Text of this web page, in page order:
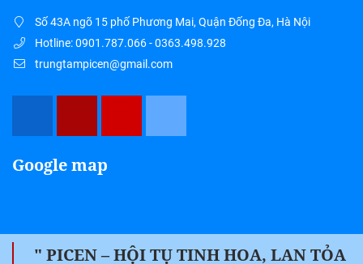
" PICEN – HỘI TỤ TINH HOA, LAN TỎA
Số 43A ngõ 15 phố Phương Mai, Quận Đống Đa, Hà Nội
Hotline: 0901.787.066 - 0363.498.928
trungtampicen@gmail.com
Google map